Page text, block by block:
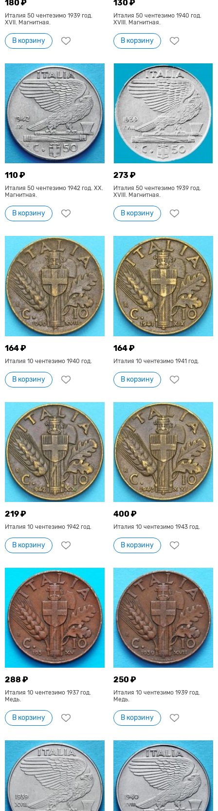
180 ₽
Италия 50 чентезимо 1939 год.
XVII. Магнитная.
В корзину
130 ₽
Италия 50 чентезимо 1940 год.
XVIII. Магнитная.
В корзину
110 ₽
Италия 50 чентезимо 1942 год. XX.
Магнитная.
В корзину
273 ₽
Италия 50 чентезимо 1939 год.
XVIII. Магнитная.
В корзину
164 ₽
Италия 10 чентезимо 1940 год.
В корзину
164 ₽
Италия 10 чентезимо 1941 год.
В корзину
219 ₽
Италия 10 чентезимо 1942 год.
В корзину
400 ₽
Италия 10 чентезимо 1943 год.
В корзину
288 ₽
Италия 10 чентезимо 1937 год.
Медь.
В корзину
250 ₽
Италия 10 чентезимо 1939 год.
Медь.
В корзину